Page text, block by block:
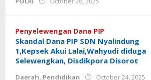
Penyelewengan Dana PIP
Skandal Dana PIP SDN Nyalindung
1,Kepsek Akui Lalai,Wahyudi diduga
Selewengkan, Disdikpora Disorot
Daerah, Pendidikan October 24, 2025